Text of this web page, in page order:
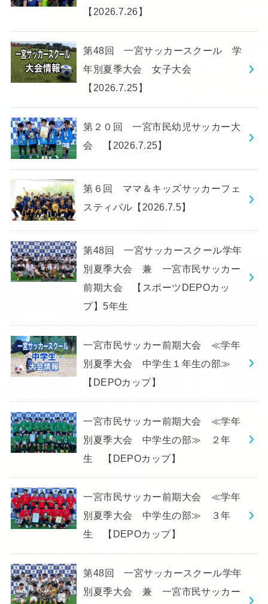
【2026.7.26】
第48回 一宮サッカースクール 学
年別夏季大会 女子大会
【2026.7.25】
第２０回 一宮市民幼児サッカー大
会 【2026.7.25】
第６回 ママ＆キッズサッカーフェ
スティバル【2026.7.5】
第48回 一宮サッカースクール学年
別夏季大会 兼 一宮市民サッカー
前期大会 【スポーツDEPOカッ
プ】5年生
一宮市民サッカー前期大会 ≪学年
別夏季大会 中学生１年生の部≫
【DEPOカップ】
一宮市民サッカー前期大会 ≪学年
別夏季大会 中学生の部≫ ２年
生 【DEPOカップ】
一宮市民サッカー前期大会 ≪学年
別夏季大会 中学生の部≫ ３年
生 【DEPOカップ】
第48回 一宮サッカースクール学年
別夏季大会 兼 一宮市民サッカー